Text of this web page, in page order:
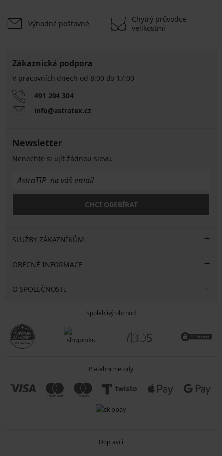
Výhodné poštovné
Chytrý průvodce
velikostmi
Zákaznická podpora
V pracovních dnech od 8:00 do 17:00
491 204 304
info@astratex.cz
Newsletter
Nenechte si ujít žádnou slevu.
CHCI ODEBÍRAT
SLUŽBY ZÁKAZNÍKŮM
OBECNÉ INFORMACE
O SPOLEČNOSTI
Spolehlivý obchod
Platební metody
Dopravci